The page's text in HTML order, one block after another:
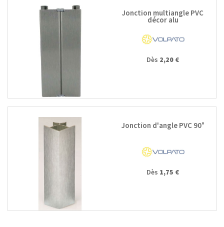
Jonction multiangle PVC
décor alu
Dès 2,20 €
Jonction d'angle PVC 90°
Dès 1,75 €